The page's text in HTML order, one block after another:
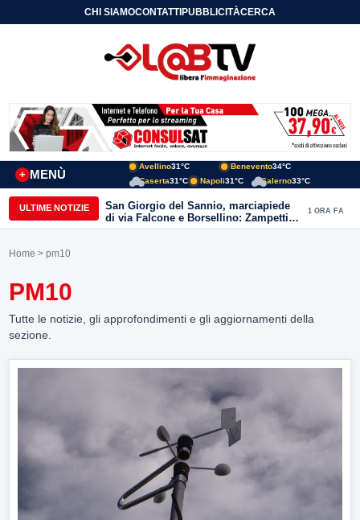
CHI SIAMOCONTATTIPUBBLICITÀCERCA
MENÙ
+
Avellino31°C Benevento34°C
Caserta31°C Napoli31°C Salerno33°C
ULTIME NOTIZIE
San Giorgio del Sannio, marciapiede
di via Falcone e Borsellino: Zampetti e
Lombardi replicano alle polemiche
1 ORA FA
Home > pm10
PM10
Tutte le notizie, gli approfondimenti e gli aggiornamenti della
sezione.